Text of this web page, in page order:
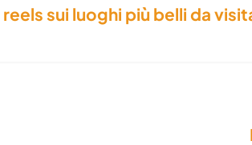
sui luoghi più belli da